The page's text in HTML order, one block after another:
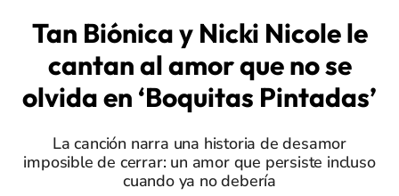
Tan Biónica y Nicki Nicole le
cantan al amor que no se
olvida en ‘Boquitas Pintadas’
La canción narra una historia de desamor
imposible de cerrar: un amor que persiste incluso
cuando ya no debería